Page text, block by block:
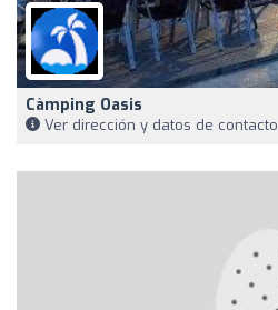
Càmping Oasis
Ver dirección y datos de contacto